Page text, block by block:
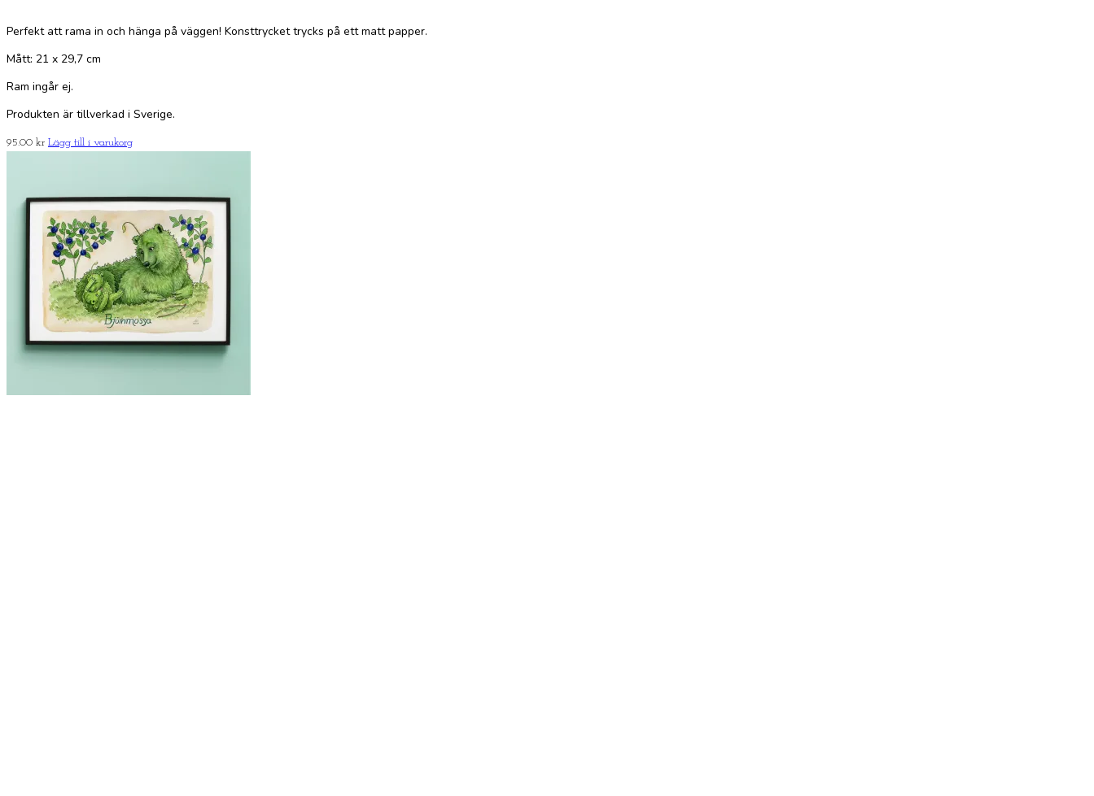
Perfekt att rama in och hänga på väggen! Konsttrycket trycks på ett matt papper.
Mått: 21 x 29,7 cm
Ram ingår ej.
Produkten är tillverkad i Sverige.
95.00 kr Lägg till i varukorg